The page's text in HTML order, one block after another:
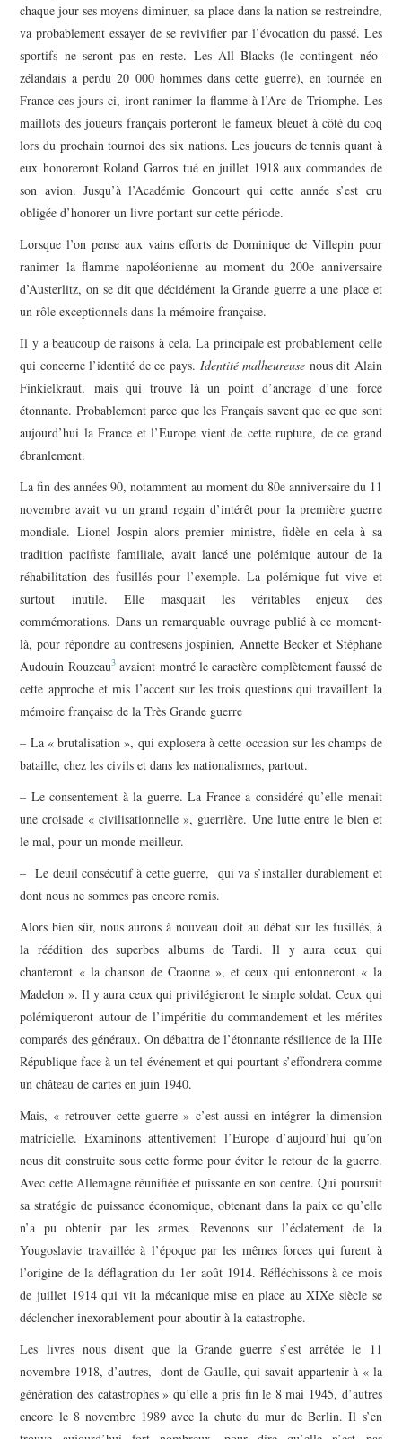
chaque jour ses moyens diminuer, sa place dans la nation se restreindre,
va probablement essayer de se revivifier par l’évocation du passé. Les
sportifs ne seront pas en reste. Les All Blacks (le contingent néo-
zélandais a perdu 20 000 hommes dans cette guerre), en tournée en
France ces jours-ci, iront ranimer la flamme à l’Arc de Triomphe. Les
maillots des joueurs français porteront le fameux bleuet à côté du coq
lors du prochain tournoi des six nations. Les joueurs de tennis quant à
eux honoreront Roland Garros tué en juillet 1918 aux commandes de
son avion. Jusqu’à l’Académie Goncourt qui cette année s’est cru
obligée d’honorer un livre portant sur cette période.
Lorsque l’on pense aux vains efforts de Dominique de Villepin pour
ranimer la flamme napoléonienne au moment du 200e anniversaire
d’Austerlitz, on se dit que décidément la Grande guerre a une place et
un rôle exceptionnels dans la mémoire française.
Il y a beaucoup de raisons à cela. La principale est probablement celle
qui concerne l’identité de ce pays. Identité malheureuse nous dit Alain
Finkielkraut, mais qui trouve là un point d’ancrage d’une force
étonnante. Probablement parce que les Français savent que ce que sont
aujourd’hui la France et l’Europe vient de cette rupture, de ce grand
ébranlement.
La fin des années 90, notamment au moment du 80e anniversaire du 11
novembre avait vu un grand regain d’intérêt pour la première guerre
mondiale. Lionel Jospin alors premier ministre, fidèle en cela à sa
tradition pacifiste familiale, avait lancé une polémique autour de la
réhabilitation des fusillés pour l’exemple. La polémique fut vive et
surtout inutile. Elle masquait les véritables enjeux des
commémorations. Dans un remarquable ouvrage publié à ce moment-
là, pour répondre au contresens jospinien, Annette Becker et Stéphane
Audouin Rouzeau3avaient montré le caractère complètement faussé de
cette approche et mis l’accent sur les trois questions qui travaillent la
mémoire française de la Très Grande guerre
– La « brutalisation », qui explosera à cette occasion sur les champs de
bataille, chez les civils et dans les nationalismes, partout.
– Le consentement à la guerre. La France a considéré qu’elle menait
une croisade « civilisationnelle », guerrière. Une lutte entre le bien et
le mal, pour un monde meilleur.
– Le deuil consécutif à cette guerre, qui va s’installer durablement et
dont nous ne sommes pas encore remis.
Alors bien sûr, nous aurons à nouveau doit au débat sur les fusillés, à
la réédition des superbes albums de Tardi. Il y aura ceux qui
chanteront « la chanson de Craonne », et ceux qui entonneront « la
Madelon ». Il y aura ceux qui privilégieront le simple soldat. Ceux qui
polémiqueront autour de l’impéritie du commandement et les mérites
comparés des généraux. On débattra de l’étonnante résilience de la IIIe
République face à un tel événement et qui pourtant s’effondrera comme
un château de cartes en juin 1940.
Mais, « retrouver cette guerre » c’est aussi en intégrer la dimension
matricielle. Examinons attentivement l’Europe d’aujourd’hui qu’on
nous dit construite sous cette forme pour éviter le retour de la guerre.
Avec cette Allemagne réunifiée et puissante en son centre. Qui poursuit
sa stratégie de puissance économique, obtenant dans la paix ce qu’elle
n’a pu obtenir par les armes. Revenons sur l’éclatement de la
Yougoslavie travaillée à l’époque par les mêmes forces qui furent à
l’origine de la déflagration du 1er août 1914. Réfléchissons à ce mois
de juillet 1914 qui vit la mécanique mise en place au XIXe siècle se
déclencher inexorablement pour aboutir à la catastrophe.
Les livres nous disent que la Grande guerre s’est arrêtée le 11
novembre 1918, d’autres, dont de Gaulle, qui savait appartenir à « la
génération des catastrophes » qu’elle a pris fin le 8 mai 1945, d’autres
encore le 8 novembre 1989 avec la chute du mur de Berlin. Il s’en